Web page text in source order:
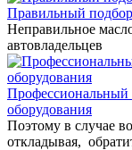
Правильный
Неправильное
автовладельцев
Профессиональный
оборудования
Поэтому в случае
откладывая,